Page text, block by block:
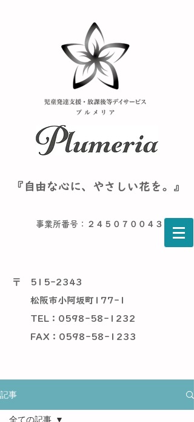
『自由な心に、やさしい花を。』
事業所番号：２４５０７００４３６
〒
515-2343
松阪市小阿坂町177-1
TEL：0598-58-1232
​ FAX：0598-58-1233
記事
全ての記事